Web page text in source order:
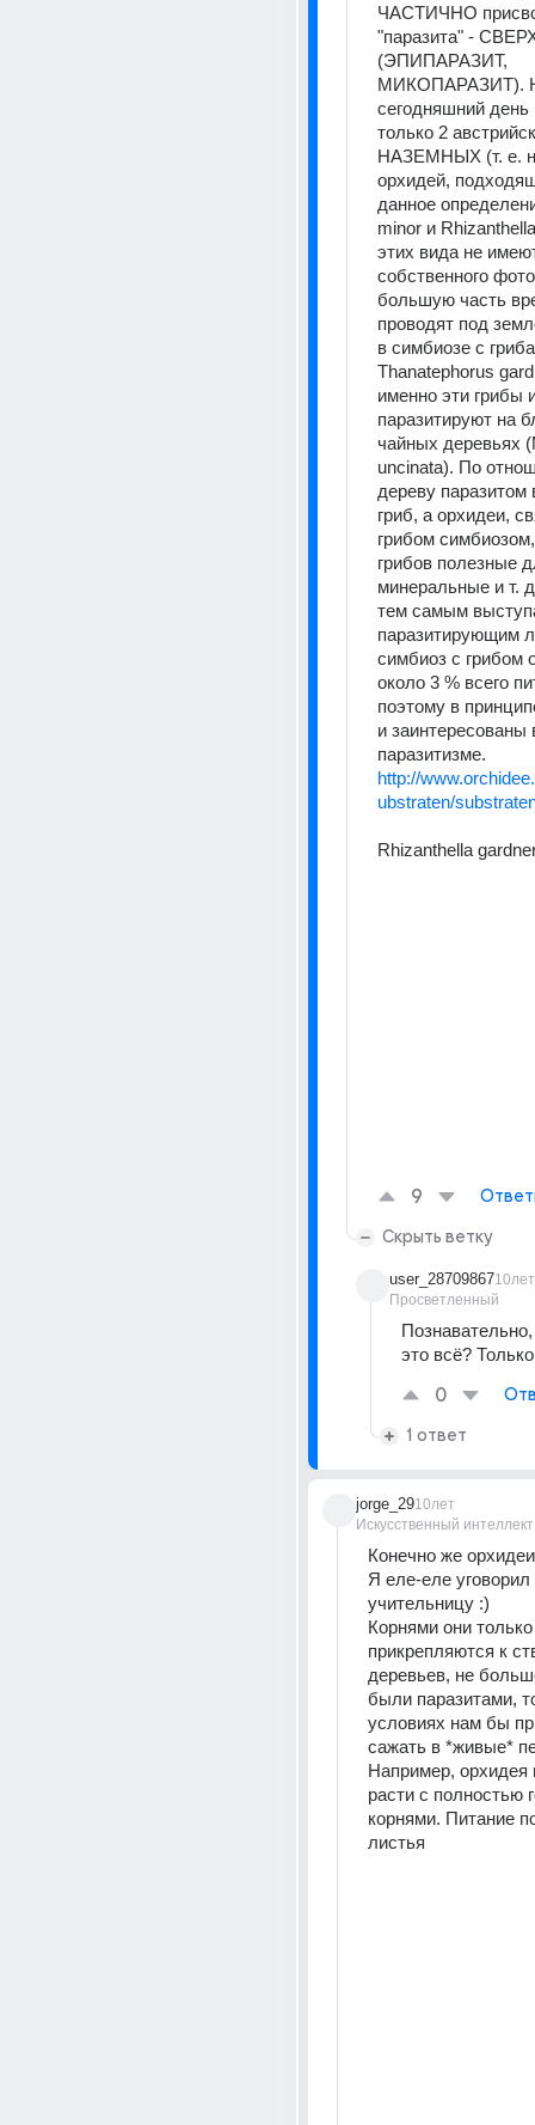
ЧАСТИЧНО
"паразита" -
(ЭПИПАРАЗИТ,
МИКОПАРАЗИТ).
сегодняшний день
только 2
НАЗЕМНЫХ (т. е.
орхидей,
данное
minor и
этих вида не
собственного
большую часть
проводят под
в симбиозе с
Thanatephorus
именно эти грибы
паразитируют на
чайных деревьях
uncinata). По
дереву паразитом
гриб, а орхидеи,
грибом
грибов полезные
минеральные и т.
тем самым
паразитирующим
симбиоз с грибом
около 3 % всего
поэтому в
и заинтересованы
паразитизме.
http://
ubstraten/
Rhizanthella
9
Скрыть ветку
user_28709867
Просветленный
10лет
это всё?
0
1 ответ
jorge_29
Искусственный интеллект
10лет
Конечно же
Я еле-еле
учительницу :)
Корнями они только
прикрепляются к
деревьев, не
были паразитами,
условиях нам бы
сажать в *живые*
Например,
расти с полностью
корнями. Питание
листья